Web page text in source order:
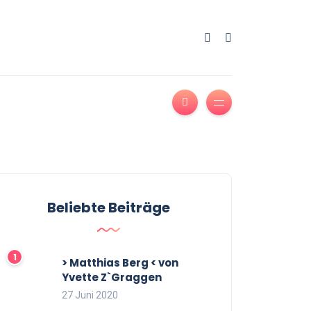
Beliebte Beiträge
> Matthias Berg < von
Yvette Z`Graggen
27 Juni 2020